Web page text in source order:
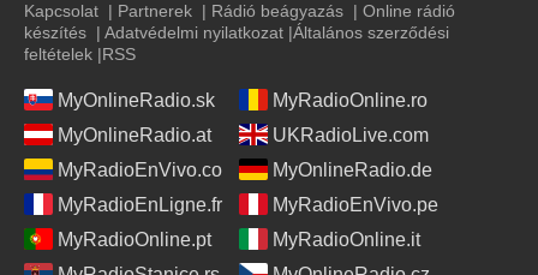
Kapcsolat | Partnerek | Rádió beágyazás | Online rádió
készítés | Adatvédelmi nyilatkozat |Általános szerződési
feltételek |RSS
MyOnlineRadio.sk
MyRadioOnline.ro
MyOnlineRadio.at
UKRadioLive.com
MyRadioEnVivo.co
MyOnlineRadio.de
MyRadioEnLigne.fr
MyRadioEnVivo.pe
MyRadioOnline.pt
MyRadioOnline.it